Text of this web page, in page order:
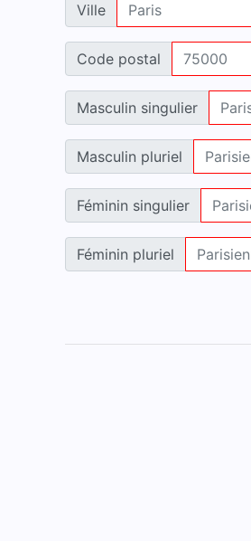
Ville
Code postal
Masculin singulier
Masculin pluriel
Féminin singulier
Féminin pluriel